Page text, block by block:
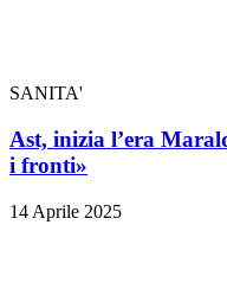
SANITA'
Ast, inizia l’era
i fronti»
14 Aprile 2025